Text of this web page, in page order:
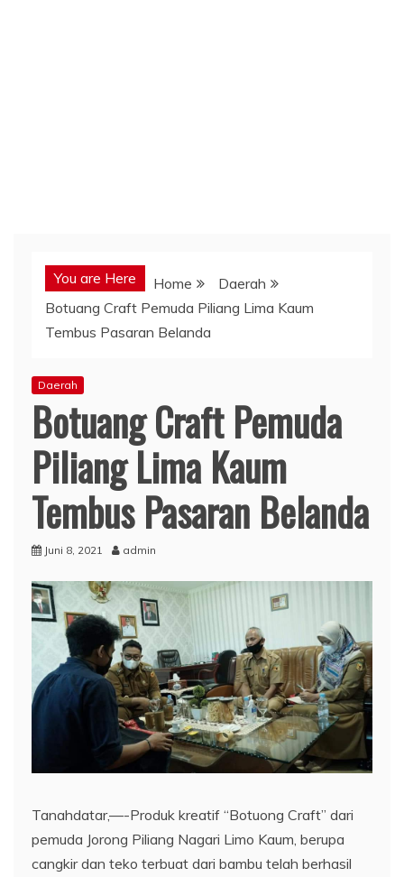
You are Here Home
Daerah
Botuang Craft Pemuda Piliang Lima Kaum
Tembus Pasaran Belanda
Daerah
Botuang Craft Pemuda
Piliang Lima Kaum
Tembus Pasaran Belanda
Juni 8, 2021 admin
Tanahdatar,—-Produk kreatif “Botuong Craft” dari
pemuda Jorong Piliang Nagari Limo Kaum, berupa
cangkir dan teko terbuat dari bambu telah berhasil